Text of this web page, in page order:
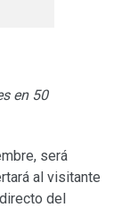
en 50
será
al visitante
del